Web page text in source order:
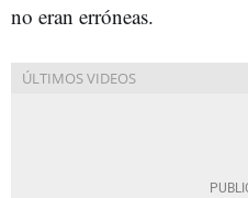
no eran erróneas.